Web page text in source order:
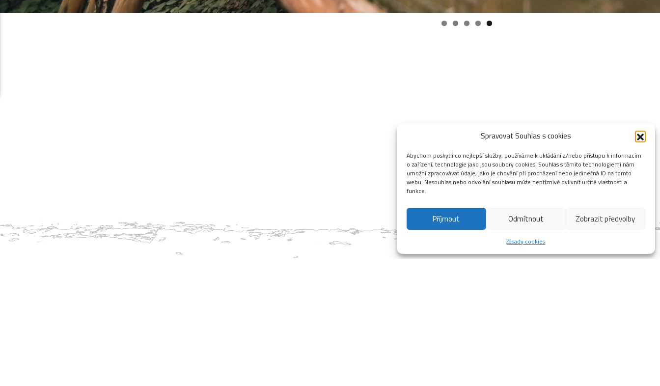
Spravovat Souhlas s cookies
Abychom poskytli co nejlepší služby, používáme k ukládání a/nebo přístupu k informacím
o zařízení, technologie jako jsou soubory cookies. Souhlas s těmito technologiemi nám
umožní zpracovávat údaje, jako je chování při procházení nebo jedinečná ID na tomto
webu. Nesouhlas nebo odvolání souhlasu může nepříznivě ovlivnit určité vlastnosti a
funkce.
Příjmout Odmítnout Zobrazit předvolby
Zásady cookies